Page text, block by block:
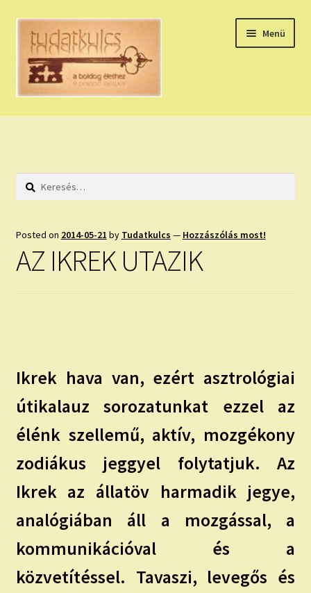
Ugrás
navigációhoz
Kilépés
tartalomba
Menü
HÚZZ EGY KÁRTYÁT!
HOLDNAPTÁR
NAPI ASZTROLÓGIA
ÍRJ NEKEM!
IRATKOZZ FEL A VIDEÓ CSATORNÁNKRA!
TAROT ELEMZÉS MEGRENDELÉSE LIMITÁLT!
AJÁNDÉKOKKAL!
Keresés:
Posted on 2014-05-21 by Tudatkulcs — Hozzászólás most!
AZ IKREK UTAZIK
Ikrek hava van, ezért asztrológiai
útikalauz sorozatunkat ezzel az
élénk szellemű, aktív, mozgékony
zodiákus jeggyel folytatjuk. Az
Ikrek az állatöv harmadik jegye,
analógiában áll a mozgással, a
kommunikációval és a
közvetítéssel. Tavaszi, levegős és